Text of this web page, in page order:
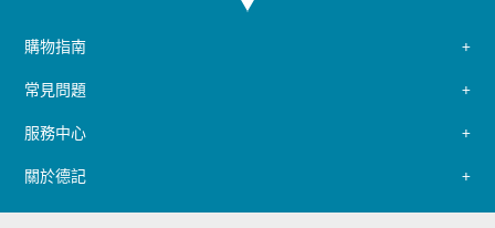
購物指南
常見問題
服務中心
關於德記